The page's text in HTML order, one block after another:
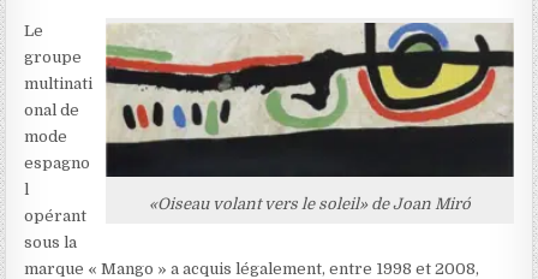
«Oiseau volant vers le soleil» de Joan Miró
Le
groupe
multinati
onal de
mode
espagno
l
opérant
sous la
marque « Mango » a acquis légalement, entre 1998 et 2008,